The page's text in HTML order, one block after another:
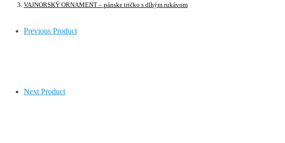
VAJNORSKÝ ORNAMENT – pánske tričko s dlhým rukávom
Previous Product
Next Product